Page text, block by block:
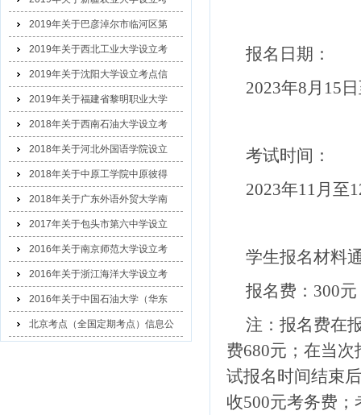
2019年关于巴彦淖尔市临河区第
2019年关于西北工业大学设立考
2019年关于沈阳大学设立考点信
2019年关于福建省黎明职业大学
2018年关于西南石油大学设立考
2018年关于河北外国语学院设立
2018年关于中原工学院中原彼得
2018年关于广东外语外贸大学南
2017年关于包头市第六中学设立
2016年关于南京师范大学设立考
2016年关于浙江海洋大学设立考
2016年关于中国石油大学（华东
北京考点（全国定期考点）信息公
报名日期：
2023年8月 15
考试时间：
2023年11月至
学生报名材料
报名费： 300
注：报名费在
费680元；在当次
试报名时间结束
收500元考务费；